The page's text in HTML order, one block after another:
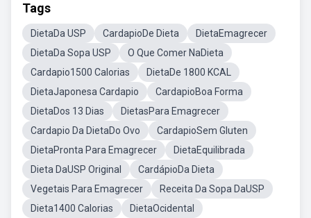
Tags
DietaDa USP CardapioDe Dieta
DietaEmagrecer
DietaDa Sopa USP
O Que Comer NaDieta
Cardapio1500 Calorias
DietaDe 1800 KCAL
DietaJaponesa Cardapio
CardapioBoa Forma
DietaDos 13 Dias
DietasPara Emagrecer
Cardapio Da DietaDo Ovo
CardapioSem Gluten
DietaPronta Para Emagrecer
DietaEquilibrada
Dieta DaUSP Original
CardápioDa Dieta
Vegetais Para Emagrecer
Receita Da Sopa DaUSP
Dieta1400 Calorias
DietaOcidental